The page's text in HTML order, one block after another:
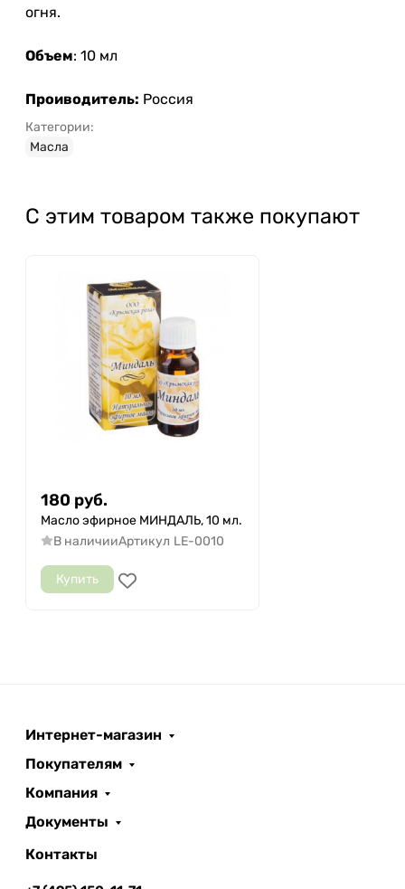
огня.
Объем: 10 мл
Проиводитель: Россия
Категории:
Масла
С этим товаром также покупают
180 руб.
Масло эфирное МИНДАЛЬ, 10 мл.
В наличииАртикул LE-0010
Купить
Интернет-магазин
Покупателям
Компания
Документы
Контакты